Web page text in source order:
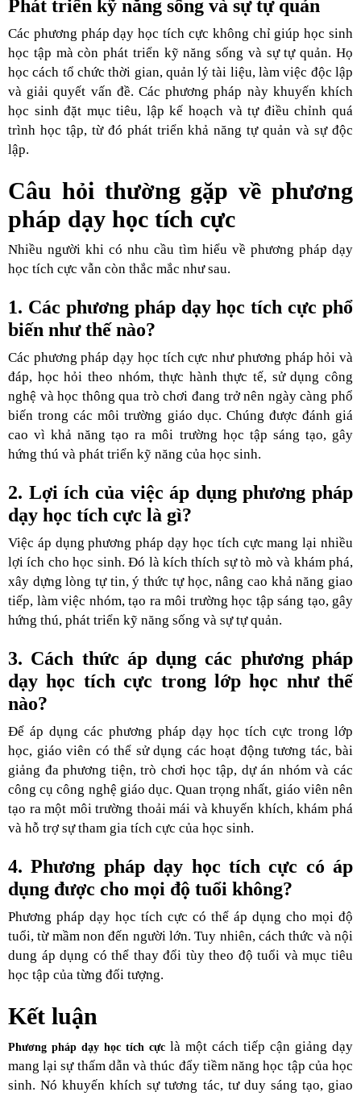
Phát triển kỹ năng sống và sự tự quản
Các phương pháp dạy học tích cực không chỉ giúp học sinh
học tập mà còn phát triển kỹ năng sống và sự tự quản. Họ
học cách tổ chức thời gian, quản lý tài liệu, làm việc độc lập
và giải quyết vấn đề. Các phương pháp này khuyến khích
học sinh đặt mục tiêu, lập kế hoạch và tự điều chỉnh quá
trình học tập, từ đó phát triển khả năng tự quản và sự độc
lập.
Câu hỏi thường gặp về phương
pháp dạy học tích cực
Nhiều người khi có nhu cầu tìm hiểu về phương pháp dạy
học tích cực vẫn còn thắc mắc như sau.
1. Các phương pháp dạy học tích cực phổ
biến như thế nào?
Các phương pháp dạy học tích cực như phương pháp hỏi và
đáp, học hỏi theo nhóm, thực hành thực tế, sử dụng công
nghệ và học thông qua trò chơi đang trở nên ngày càng phổ
biến trong các môi trường giáo dục. Chúng được đánh giá
cao vì khả năng tạo ra môi trường học tập sáng tạo, gây
hứng thú và phát triển kỹ năng của học sinh.
2. Lợi ích của việc áp dụng phương pháp
dạy học tích cực là gì?
Việc áp dụng phương pháp dạy học tích cực mang lại nhiều
lợi ích cho học sinh. Đó là kích thích sự tò mò và khám phá,
xây dựng lòng tự tin, ý thức tự học, nâng cao khả năng giao
tiếp, làm việc nhóm, tạo ra môi trường học tập sáng tạo, gây
hứng thú, phát triển kỹ năng sống và sự tự quản.
3. Cách thức áp dụng các phương pháp
dạy học tích cực trong lớp học như thế
nào?
Để áp dụng các phương pháp dạy học tích cực trong lớp
học, giáo viên có thể sử dụng các hoạt động tương tác, bài
giảng đa phương tiện, trò chơi học tập, dự án nhóm và các
công cụ công nghệ giáo dục. Quan trọng nhất, giáo viên nên
tạo ra một môi trường thoải mái và khuyến khích, khám phá
và hỗ trợ sự tham gia tích cực của học sinh.
4. Phương pháp dạy học tích cực có áp
dụng được cho mọi độ tuổi không?
Phương pháp dạy học tích cực có thể áp dụng cho mọi độ
tuổi, từ mầm non đến người lớn. Tuy nhiên, cách thức và nội
dung áp dụng có thể thay đổi tùy theo độ tuổi và mục tiêu
học tập của từng đối tượng.
Kết luận
Phương pháp dạy học tích cực là một cách tiếp cận giảng dạy
mang lại sự thấm dẫn và thúc đẩy tiềm năng học tập của học
sinh. Nó khuyến khích sự tương tác, tư duy sáng tạo, giao